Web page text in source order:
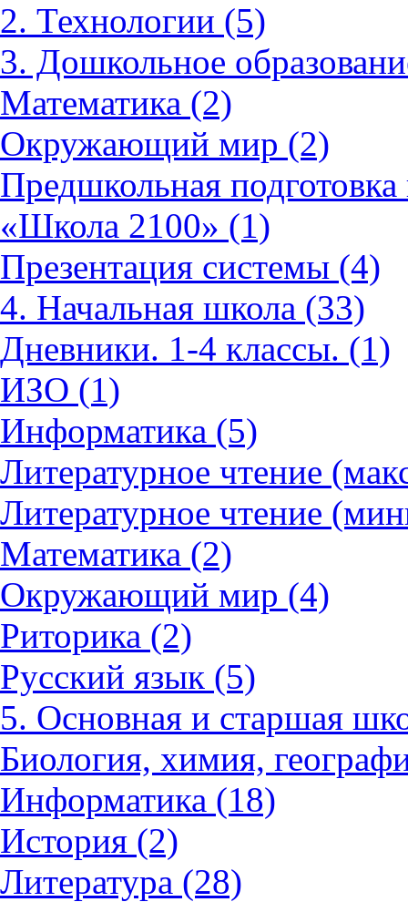
2. Технологии (5)
3. Дошкольное
Математика (2)
Окружающий мир (2)
Предшкольная
«Школа 2100» (1)
Презентация системы (4)
4. Начальная школа (33)
Дневники. 1-4 классы. (1)
ИЗО (1)
Информатика (5)
Литературное чтение
Литературное чтение
Математика (2)
Окружающий мир (4)
Риторика (2)
Русский язык (5)
5. Основная и старшая
Биология, химия,
Информатика (18)
История (2)
Литература (28)